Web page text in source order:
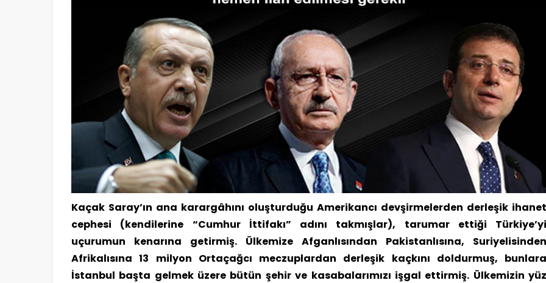
Kaçak Saray’ın ana karargâhını oluşturduğu Amerikancı devşirmelerden derleşik ihanet
cephesi (kendilerine “Cumhur İttifakı” adını takmışlar), tarumar ettiği Türkiye’yi
uçurumun kenarına getirmiş. Ülkemize Afganlısından Pakistanlısına, Suriyelisinden
Afrikalısına 13 milyon Ortaçağcı meczuplardan derleşik kaçkını doldurmuş, bunlara
İstanbul başta gelmek üzere bütün şehir ve kasabalarımızı işgal ettirmiş. Ülkemizin yüz